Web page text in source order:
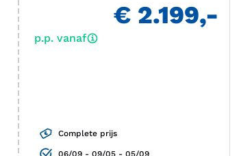
Complete prijs
06/09 - 09/05 - 05/09
€ 2.199,-
p.p. vanaf